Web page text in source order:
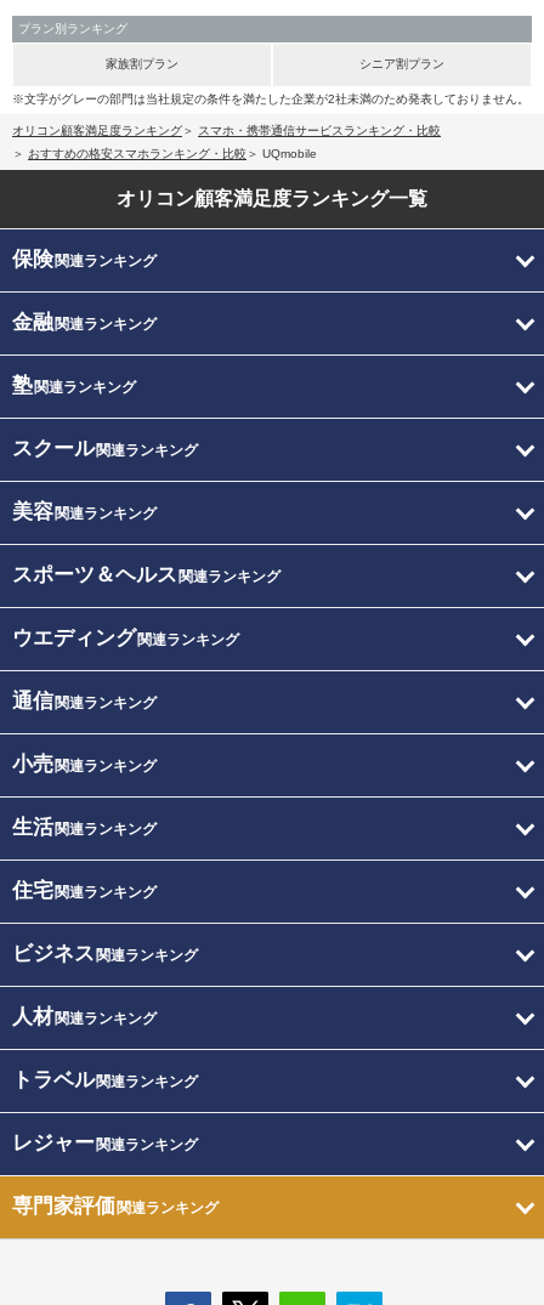
プラン別ランキング
家族割プラン シニア割プラン
※文字がグレーの部門は当社規定の条件を満たした企業が2社未満のため発表しておりません。
オリコン顧客満足度ランキング
スマホ・携帯通信サービスランキング・比較
おすすめの格安スマホランキング・比較
UQmobile
オリコン顧客満足度ランキング一覧
保険関連ランキング
金融関連ランキング
塾関連ランキング
スクール関連ランキング
美容関連ランキング
スポーツ＆ヘルス 関連ランキング
ウエディング関連ランキング
通信関連ランキング
小売関連ランキング
生活関連ランキング
住宅関連ランキング
ビジネス 関連ランキング
人材関連ランキング
トラベル関連ランキング
レジャー関連ランキング
専門家評価関連ランキング